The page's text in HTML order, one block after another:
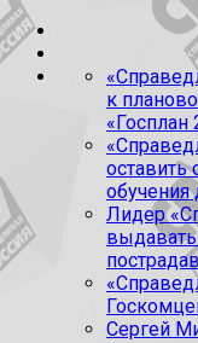
к
«Госплан
обучения
Лидер
Сергей